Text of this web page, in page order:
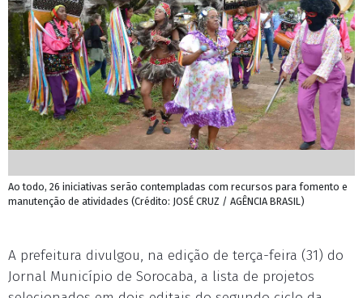
Ao todo, 26 iniciativas serão contempladas com recursos para fomento e
manutenção de atividades (Crédito: JOSÉ CRUZ / AGÊNCIA BRASIL)
A prefeitura divulgou, na edição de terça-feira (31) do
Jornal Município de Sorocaba, a lista de projetos